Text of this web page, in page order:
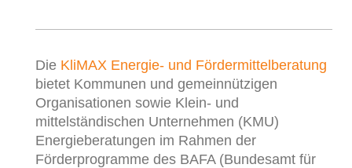
Die KliMAX Energie- und Fördermittelberatung
bietet Kommunen und gemeinnützigen
Organisationen sowie Klein- und
mittelständischen Unternehmen (KMU)
Energieberatungen im Rahmen der
Förderprogramme des BAFA (Bundesamt für